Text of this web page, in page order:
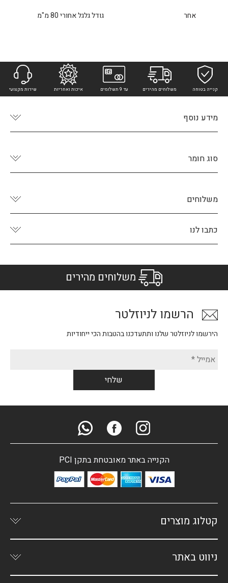
אחר גודל גלגל אחורי 80 מ"מ
קנייה בטוחה משלוחים מהירים עד 9 תשלומים איכות ואחריות שירות מקצועי
מידע נוסף
סוג חומר
משלוחים
כתבו לנו
משלוחים מהירים
הרשמו לניוזלטר
הירשמו לניוזלטר שלנו ותתעדכנו בהטבות הכי ייחודיות
הקנייה באתר מאובטחת בתקן PCI
קטלוג מוצרים
ניווט באתר